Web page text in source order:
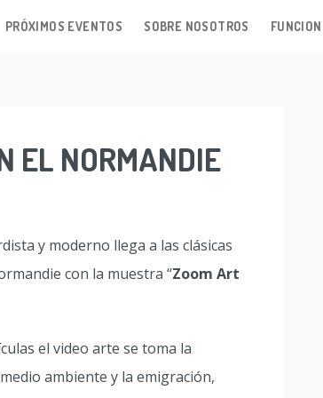
PRÓXIMOS EVENTOS SOBRE NOSOTROS
EL NORMANDIE
y moderno llega a las clásicas
con la muestra “Zoom Art
el video arte se toma la
ambiente y la emigración,